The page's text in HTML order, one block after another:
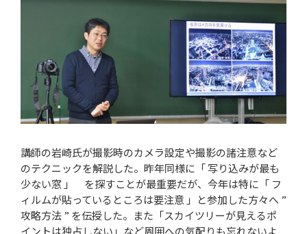
講師の岩崎氏が撮影時のカメラ設定や撮影の諸注意など
のテクニックを解説した。昨年同様に「 写り込みが最も
少ない窓 」 を探すことが最重要だが、今年は特に「 フ
ィルムが貼っているところは要注意 」と参加した方々へ ”
攻略方法 ” を伝授した。また「スカイツリーが見えるポ
イントは独占しない」など周囲への気配りも忘れないよ